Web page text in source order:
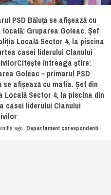
PSD Băluță se afișează cu
locală: Gruparea Goleac. Șef
Locală Sector 4, la piscina
casei liderului Clanului
întreaga ştire:
Goleac – primarul PSD
se afișează cu mafia. Șef din
Locală Sector 4, la piscina din
casei liderului Clanului
ago Departament corespondenti